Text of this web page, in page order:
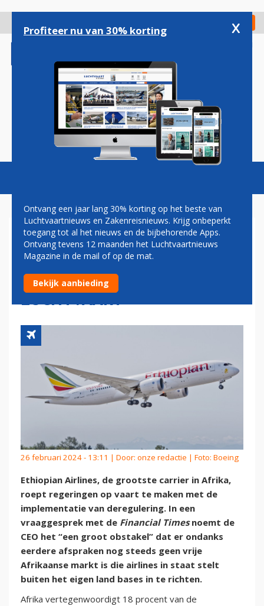
gaan
Check in
Magazine Podcasts Vacatures
ETHIOPIAN WIL DAT AFRIKA
VAART MAAKT MET
DEREGULERING VAN DE
LUCHTVAART
26 februari 2024 - 13:11 | Door: onze redactie | Foto: Boeing
Ethiopian Airlines, de grootste carrier in Afrika,
roept regeringen op vaart te maken met de
implementatie van deregulering. In een
vraaggesprek met de Financial Timesnoemt de
CEO het “een groot obstakel” dat er ondanks
eerdere afspraken nog steeds geen vrije
Afrikaanse markt is die airlines in staat stelt
buiten het eigen land bases in te richten.
Afrika vertegenwoordigt 18 procent van de
Profiteer nu van 30% korting x
Ontvang een jaar lang 30% korting op het beste van
Luchtvaartnieuws en Zakenreisnieuws. Krijg onbeperkt
toegang tot al het nieuws en de bijbehorende Apps.
Ontvang tevens 12 maanden het Luchtvaartnieuws
Magazine in de mail of op de mat.
Bekijk aanbieding